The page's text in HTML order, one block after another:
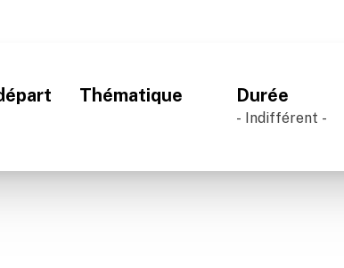
Thématique Durée